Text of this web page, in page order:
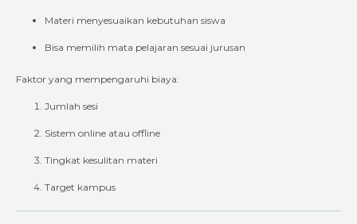
Materi menyesuaikan kebutuhan siswa
Bisa memilih mata pelajaran sesuai jurusan
Faktor yang mempengaruhi biaya:
Jumlah sesi
Sistem online atau offline
Tingkat kesulitan materi
Target kampus